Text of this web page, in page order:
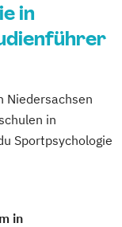
in
Niedersachsen
in
Sportpsychologie
in